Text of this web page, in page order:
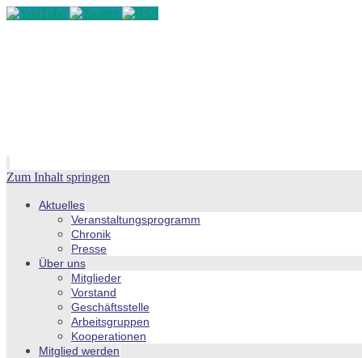
Zum Inhalt springen
Aktuelles
Veranstaltungsprogramm
Chronik
Presse
Über uns
Mitglieder
Vorstand
Geschäftsstelle
Arbeitsgruppen
Kooperationen
Mitglied werden